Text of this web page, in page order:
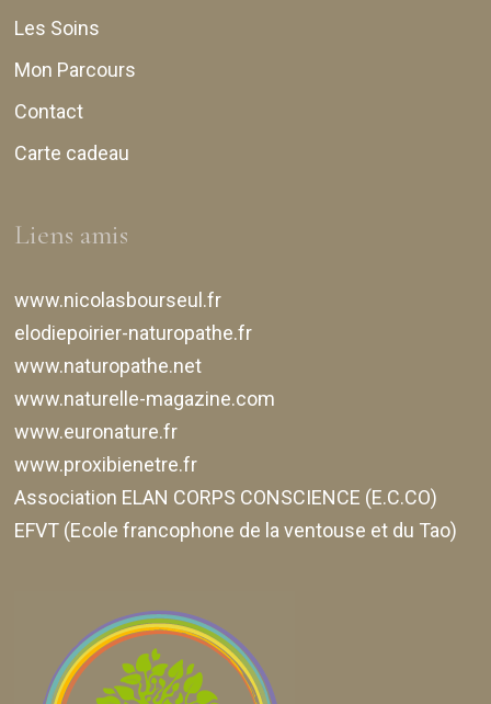
Les Soins
Mon Parcours
Contact
Carte cadeau
Liens amis
www.nicolasbourseul.fr
elodiepoirier-naturopathe.fr
www.naturopathe.net
www.naturelle-magazine.com
www.euronature.fr
www.proxibienetre.fr
Association ELAN CORPS CONSCIENCE (E.C.CO)
EFVT (Ecole francophone de la ventouse et du Tao)